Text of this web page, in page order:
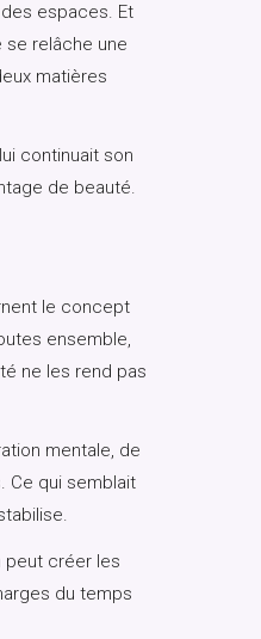
espaces. Et
se relâche une
matières
continuait son
de beauté.
le concept
ensemble,
ne les rend pas
mentale, de
Ce qui semblait
peut créer les
du temps